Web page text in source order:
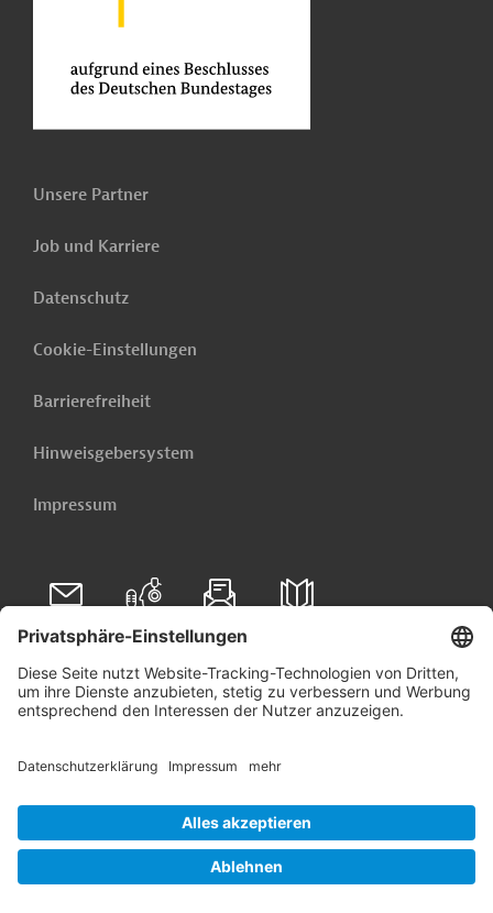
Unsere Partner
Job und Karriere
Datenschutz
Cookie-Einstellungen
Barrierefreiheit
Hinweisgebersystem
Impressum
Folgen Sie uns auf
Linkedin
© 2026 Germany Trade & Invest